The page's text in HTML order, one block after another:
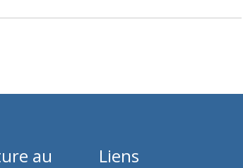
au
Liens